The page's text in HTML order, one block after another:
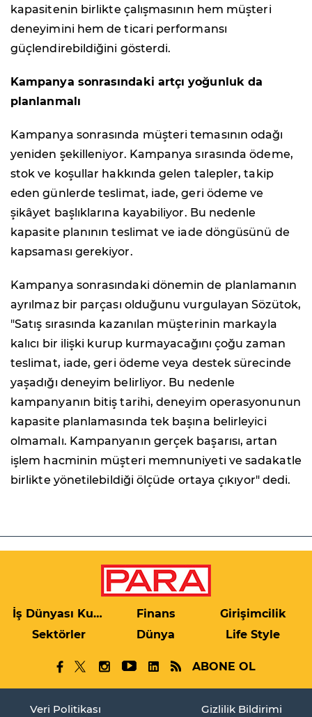
kapasitenin birlikte çalışmasının hem müşteri
deneyimini hem de ticari performansı
güçlendirebildiğini gösterdi.
Kampanya sonrasındaki artçı yoğunluk da
planlanmalı
Kampanya sonrasında müşteri temasının odağı
yeniden şekilleniyor. Kampanya sırasında ödeme,
stok ve koşullar hakkında gelen talepler, takip
eden günlerde teslimat, iade, geri ödeme ve
şikâyet başlıklarına kayabiliyor. Bu nedenle
kapasite planının teslimat ve iade döngüsünü de
kapsaması gerekiyor.
Kampanya sonrasındaki dönemin de planlamanın
ayrılmaz bir parçası olduğunu vurgulayan Sözütok,
"Satış sırasında kazanılan müşterinin markayla
kalıcı bir ilişki kurup kurmayacağını çoğu zaman
teslimat, iade, geri ödeme veya destek sürecinde
yaşadığı deneyim belirliyor. Bu nedenle
kampanyanın bitiş tarihi, deneyim operasyonunun
kapasite planlamasında tek başına belirleyici
olmamalı. Kampanyanın gerçek başarısı, artan
işlem hacminin müşteri memnuniyeti ve sadakatle
birlikte yönetilebildiği ölçüde ortaya çıkıyor" dedi.
İş Dünyası Kulis Finans
Girişimcilik
Sektörler
Dünya Life Style
ABONE OL
Veri Politikası Gizlilik Bildirimi